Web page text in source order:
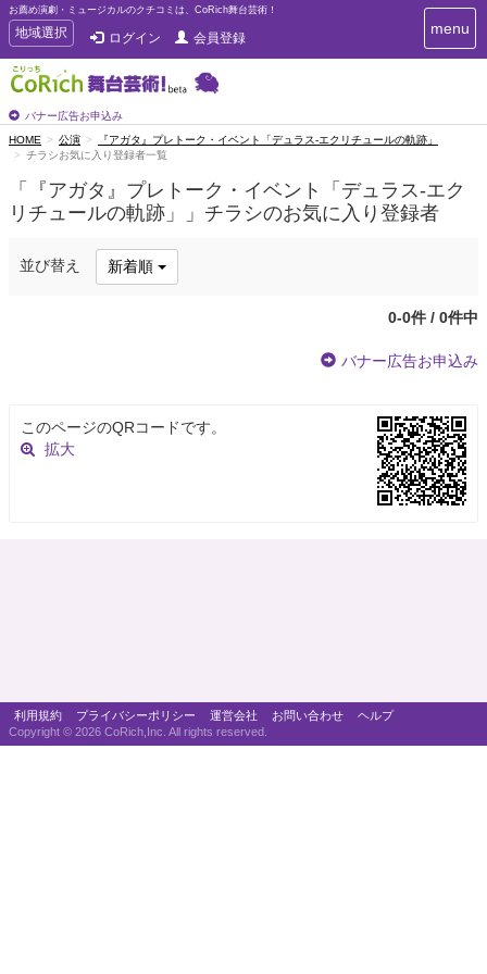
お薦め演劇・ミュージカルのクチコミは、CoRich舞台芸術！
T
o
g
g
e
n
a
v
g
地域選択 ログイン 会員登録
バナー広告お申込み
T
o
e
v
i
i
n
menu
HOME 公演
『アガタ』プレトーク・イベント「デュラス-エクリチュールの軌跡」
チラシお気に入り登録者一覧
「『アガタ』プレトーク・イベント「デュラス-エク
リチュールの軌跡」」チラシのお気に入り登録者
並び替え 新着順
0-0件 / 0件中
バナー広告お申込み
このページのQRコードです。
拡大
利用規約 プライバシーポリシー 運営会社 お問い合わせ
ヘルプ
Copyright © 2026 CoRich,Inc. All rights reserved.